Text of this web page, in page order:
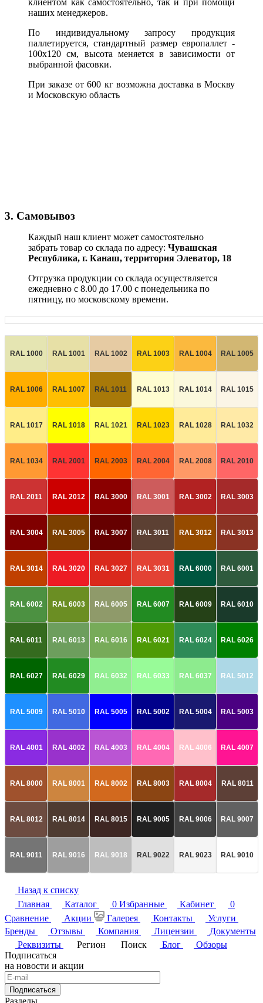
наших менеджеров.
По индивидуальному запросу продукция
паллетируется, стандартный размер европаллет -
100х120 см, высота меняется в зависимости от
выбранной фасовки.
При заказе от 600 кг возможна доставка в Москву
и Московскую область
3. Самовывоз
Каждый наш клиент может самостоятельно
забрать товар со склада по адресу: Чувашская
Республика, г. Канаш, территория Элеватор, 18
Отгрузка продукции со склада осуществляется
ежедневно с 8.00 до 17.00 с понедельника по
пятницу, по московскому времени.
RAL 1000 RAL 1001 RAL 1002 RAL 1003 RAL 1004 RAL 1005
RAL 1006 RAL 1007 RAL 1011 RAL 1013 RAL 1014 RAL 1015
RAL 1017 RAL 1018 RAL 1021 RAL 1023 RAL 1028 RAL 1032
RAL 1034 RAL 2001 RAL 2003 RAL 2004 RAL 2008 RAL 2010
RAL 2011 RAL 2012 RAL 3000 RAL 3001 RAL 3002 RAL 3003
RAL 3004 RAL 3005 RAL 3007 RAL 3011 RAL 3012 RAL 3013
RAL 3014 RAL 3020 RAL 3027 RAL 3031 RAL 6000 RAL 6001
RAL 6002 RAL 6003 RAL 6005 RAL 6007 RAL 6009 RAL 6010
RAL 6011 RAL 6013 RAL 6016 RAL 6021 RAL 6024 RAL 6026
RAL 6027 RAL 6029 RAL 6032 RAL 6033 RAL 6037 RAL 5012
RAL 5009 RAL 5010 RAL 5005 RAL 5002 RAL 5004 RAL 5003
RAL 4001 RAL 4002 RAL 4003 RAL 4004 RAL 4006 RAL 4007
RAL 8000 RAL 8001 RAL 8002 RAL 8003 RAL 8004 RAL 8011
RAL 8012 RAL 8014 RAL 8015 RAL 9005 RAL 9006 RAL 9007
RAL 9011 RAL 9016 RAL 9018 RAL 9022 RAL 9023 RAL 9010
Назад к списку
Главная
Каталог 0 Избранные Кабинет
0
Сравнение
Акции Галерея Контакты
Услуги
Бренды
Отзывы Компания Лицензии
Документы
Реквизиты
Регион Поиск Блог
Обзоры
Подписаться
на новости и акции
Подписаться
Разделы